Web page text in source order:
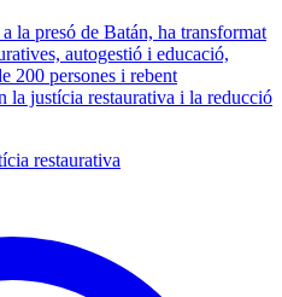
la presó de Batán, ha transformat
autogestió i educació,
200 persones i rebent
la justícia restaurativa i la reducció
restaurativa